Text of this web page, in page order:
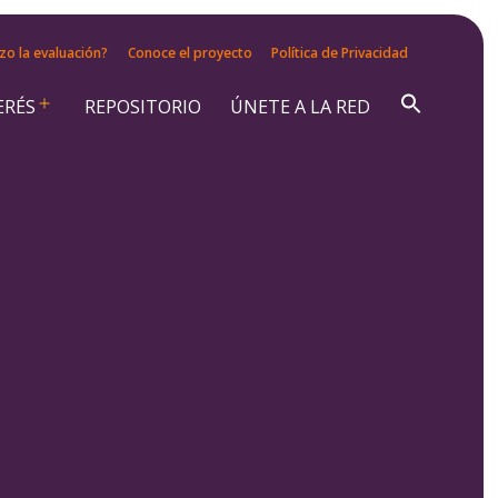
la evaluación? Conoce el proyecto Política de Privacidad
Abrir
REPOSITORIO ÚNETE A LA RED